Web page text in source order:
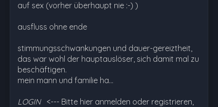
auf sex (vorher überhaupt nie :-) )
ausfluss ohne ende
stimmungsschwankungen und dauer-gereiztheit,
das war wohl der hauptauslöser, sich damit mal zu
beschäftigen.
mein mann und familie ha…
LOGIN <--- Bitte hier anmelden oder registrieren,